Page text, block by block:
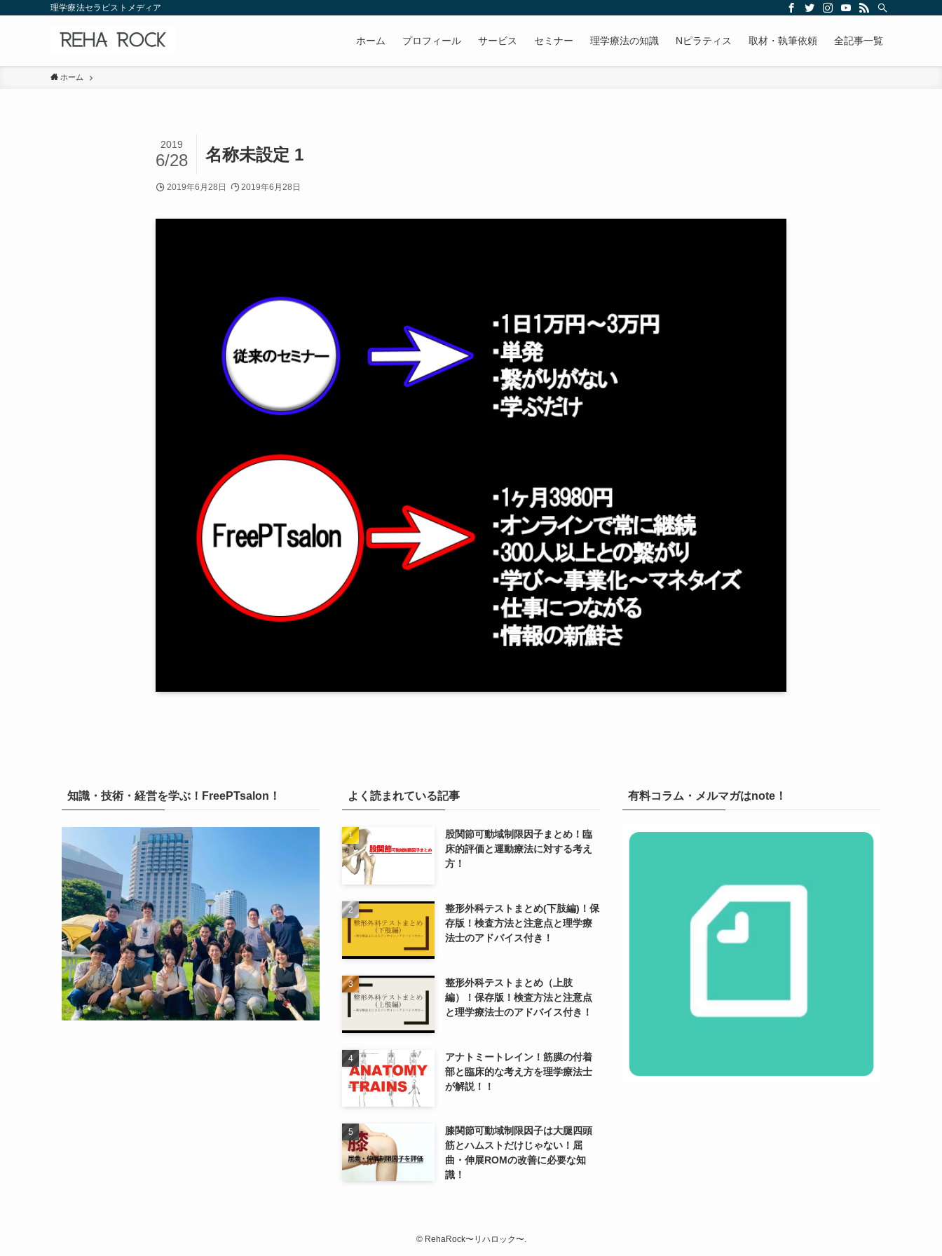
理学療法セラピストメディア
ホーム プロフィール サービス セミナー 理学療法の知識 Nピラティス 取材・執筆依頼 全記事一覧
ホーム
名称未設定 1
2019
6/28
2019年6月28日 2019年6月28日
知識・技術・経営を学ぶ！FreePTsalon！ よく読まれている記事
股関節可動域制限因子まとめ！臨
床的評価と運動療法に対する考え
方！
整形外科テストまとめ(下肢編)！保
存版！検査方法と注意点と理学療
法士のアドバイス付き！
整形外科テストまとめ（上肢
編）！保存版！検査方法と注意点
と理学療法士のアドバイス付き！
アナトミートレイン！筋膜の付着
部と臨床的な考え方を理学療法士
が解説！！
膝関節可動域制限因子は大腿四頭
筋とハムストだけじゃない！屈
曲・伸展ROMの改善に必要な知
識！
有料コラム・メルマガはnote！
©RehaRock〜リハロック〜.